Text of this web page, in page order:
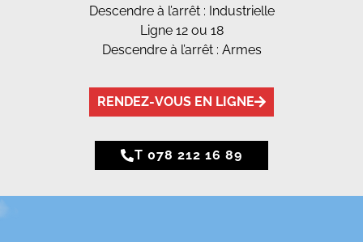
Descendre à l’arrêt : Industrielle
Ligne 12 ou 18
Descendre à l’arrêt : Armes
T 078 212 16 89
RENDEZ-VOUS EN LIGNE